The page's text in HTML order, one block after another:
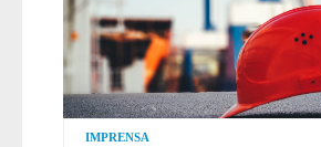
IMPRENSA